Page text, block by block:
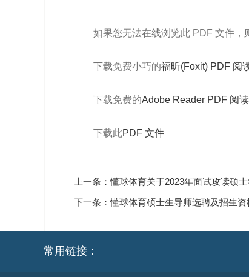
如果您无法在线浏览此 PDF 文件，
下载免费小巧的福昕(Foxit) PDF 阅
下载免费的Adobe Reader PDF 阅
下载此PDF 文件
上一条：懂球体育关于2023年面试攻读硕
下一条：懂球体育硕士生导师选聘及招生
常用链接：